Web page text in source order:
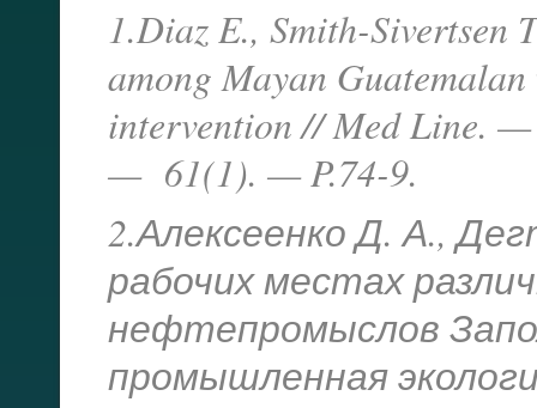
1.Diaz E., Smith-Sivertsen
among Mayan
intervention // Med Line.
— 61(1). — P.74-9.
2.Алексеенко Д. А.,
рабочих местах
нефтепромыслов
промышленная